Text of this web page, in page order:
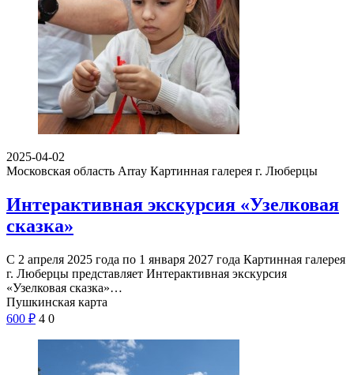
2025-04-02
Московская область Array Картинная галерея г. Люберцы
Интерактивная экскурсия «Узелковая
сказка»
С 2 апреля 2025 года по 1 января 2027 года Картинная галерея
г. Люберцы представляет Интерактивная экскурсия
«Узелковая сказка»…
Пушкинская карта
600 ₽ 4 0